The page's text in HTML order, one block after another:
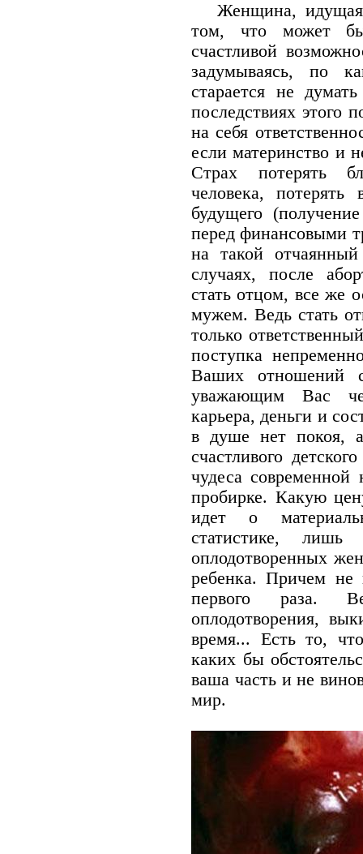
Женщина, идущая
том, что может
счастливой
задумываясь, по
старается не
последствиях этого
на себя
если материнство и
Страх потерять
человека, потерять
будущего
перед финансовыми
на такой
случаях, после
стать отцом, все же
мужем. Ведь стать
только
поступка
Ваших отношений
уважающим Вас
карьера, деньги и
в душе нет покоя,
счастливого
чудеса современной
пробирке. Какую
идет о
статистике,
оплодотворенных
ребенка. Причем не
первого раза.
оплодотворения,
время... Есть то,
каких бы
ваша часть и не
мир.